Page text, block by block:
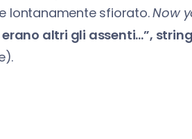
lontanamente sfiorato.Now
erano altri gli assenti…”,